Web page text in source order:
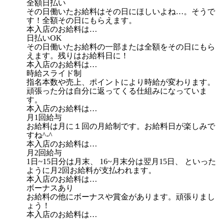
全額日払い
その日働いたお給料はその日にほしいよね…。そうで
す！全額その日にもらえます。
本入店のお給料は…
日払いOK
その日働いたお給料の一部または全額をその日にもら
えます。残りはお給料日に！
本入店のお給料は…
時給スライド制
指名本数や売上、ポイントにより時給が変わります。
頑張った分は自分に返ってくる仕組みになっていま
す。
本入店のお給料は…
月1回給与
お給料は月に１回の月給制です。お給料日が楽しみで
すね^-^
本入店のお給料は…
月2回給与
1日~15日分は月末、 16~月末分は翌月15日、 といった
ように月2回お給料が支払われます。
本入店のお給料は…
ボーナスあり
お給料の他にボーナスや賞金があります。頑張りまし
ょう！
本入店のお給料は…